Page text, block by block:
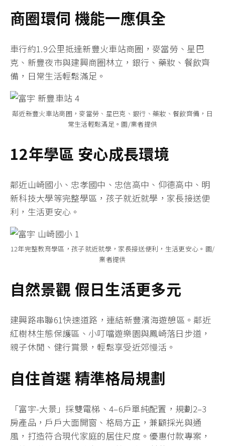
商圈環伺 機能一應俱全
車行約1.9公里抵達新豐火車站商圈，麥當勞、星巴
克、新豐夜市與建興商圈林立，銀行、藥妝、餐飲齊
備，日常生活輕鬆滿足。
鄰近新豐火車站商圈，麥當勞、星巴克、銀行、藥妝、餐飲齊備，日
常生活輕鬆滿足。圖/業者提供
12年學區 安心成長環境
鄰近山崎國小、忠孝國中、忠信高中、仰德高中、明
新科技大學等完整學區，孩子就近就學，家長接送便
利，生活更安心。
12年完整教育學區，孩子就近就學，家長接送便利，生活更安心。圖/
業者提供
自然景觀 假日生活更多元
建興路串聯61快速道路，連結新豐濱海遊憩區。鄰近
紅樹林生態保護區、小叮噹遊樂園與鳳崎落日步道，
親子休閒、健行賞景，輕鬆享受近郊慢活。
自住首選 精準格局規劃
「富宇-大景」採雙電梯、4–6戶單純配置，規劃2–3
房產品，戶戶大面開窗、格局方正，兼顧採光與通
風，打造符合現代家庭的居住尺度。優惠付款專案，